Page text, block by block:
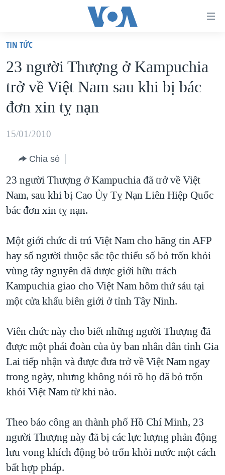
truy
cập
Tới
nội
chính
hướng
chính
Đi
"Tìm"
VIỆT NAM
HOA KỲ
BIỂN ĐÔNG
THẾ GIỚI
DIỄN ĐÀN
MỤC
TỰ DO BÁO CHÍ
VẠCH TRẦN TIN GIẢ
NGƯỜI VIỆT HẢI NGOẠI
ĐỜI SỐNG
KINH TẾ
KHOA HỌC
VĂN HOÁ
THỂ THAO
GIÁO DỤC
CHUYÊN ĐỀ
CHIẾN TRANH THƯƠNG MẠI CỦA MỸ: QUÁ KHỨ VÀ HIỆN
HÀNH TRÌNH BẦU CỬ 2024
GIẢI MÃ VÀNH ĐAI & CON ĐƯỜNG
NGÀY TỊ NẠN THẾ GIỚI
GROUND ZERO – XƯA VÀ NAY
CHI PHÍ CHIẾN TRANH AFGHANISTAN
CÁC GIÁ TRỊ CỘNG HÒA Ở VIỆT NAM
THƯỢNG ĐỈNH TRUMP-KIM TẠI VIỆT NAM
NGƯ DÂN VIỆT VÀ LÀN SÓNG TRỘM HẢI SÂM
BÊN KIA QUỐC LỘ: TIẾNG VỌNG TỪ NÔNG THÔN MỸ
QUAN HỆ VIỆT MỸ
HỌC TIẾNG ANH
VIDEO
NGHE
MẠNG XÃ HỘI
Ngôn ngữ khác
TIN TỨC
23 người Thượng ở Kampuchia
trở về Việt Nam sau khi bị bác
đơn xin tỵ nạn
15/01/2010
Chia sẻ
23 người Thượng ở Kampuchia đã trở về Việt
Nam, sau khi bị Cao Ủy Tỵ Nạn Liên Hiệp Quốc
bác đơn xin tỵ nạn.
Một giới chức di trú Việt Nam cho hãng tin AFP
hay số người thuộc sắc tộc thiểu số bỏ trốn khỏi
vùng tây nguyên đã được giới hữu trách
Kampuchia giao cho Việt Nam hôm thứ sáu tại
một cửa khẩu biên giới ở tỉnh Tây Ninh.
Viên chức này cho biết những người Thượng đã
được một phái đoàn của ủy ban nhân dân tỉnh Gia
Lai tiếp nhận và được đưa trở về Việt Nam ngay
trong ngày, nhưng không nói rõ họ đã bỏ trốn
khỏi Việt Nam từ khi nào.
Theo báo công an thành phố Hồ Chí Minh, 23
người Thượng này đã bị các lực lượng phản động
lưu vong khích động bỏ trốn khỏi nước một cách
bất hợp pháp.